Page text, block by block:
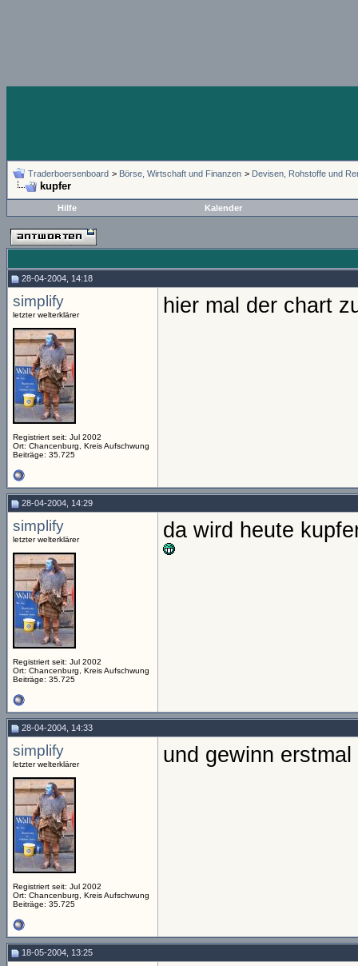
Traderboersenboard > Börse, Wirtschaft und Finanzen > Devisen, Rohstoffe und
kupfer
Hilfe Kalender
28-04-2004, 14:18
simplify
letzter welterklärer
Registriert seit: Jul 2002
Ort: Chancenburg, Kreis Aufschwung
Beiträge: 35.725
hier mal der chart
28-04-2004, 14:29
simplify
letzter welterklärer
Registriert seit: Jul 2002
Ort: Chancenburg, Kreis Aufschwung
Beiträge: 35.725
da wird heute
28-04-2004, 14:33
simplify
letzter welterklärer
Registriert seit: Jul 2002
Ort: Chancenburg, Kreis Aufschwung
Beiträge: 35.725
und gewinn
18-05-2004, 13:25